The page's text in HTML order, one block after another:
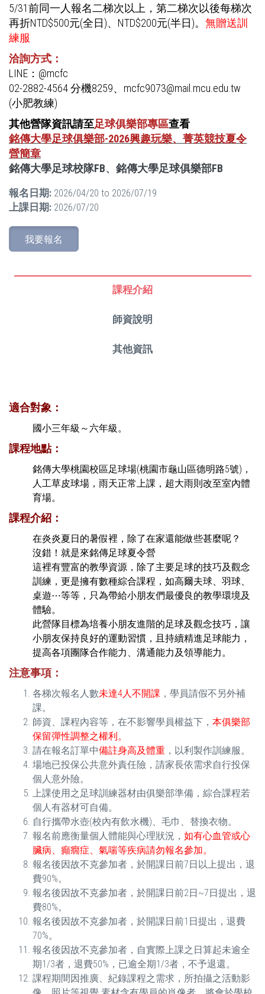
5/31前同一人報名二梯次以上，第二梯次以後每梯次
再折NTD$500元(全日)、NTD$200元(半日)。 無贈送訓
練服
洽詢方式：
LINE：@mcfc
02-2882-4564 分機8259、mcfc9073@mail.mcu.edu.tw
(小肥教練)
其他營隊資訊請至足球俱樂部專區查看
銘傳大學足球俱樂部-2026興趣玩樂、菁英競技夏令
營簡章
銘傳大學足球校隊FB、 銘傳大學足球俱樂部FB
報名日期: 2026/04/20 to 2026/07/19
上課日期: 2026/07/20
我要報名
課程介紹
師資說明
其他資訊
適合對象：
國小三年級～六年級。
課程地點：
銘傳大學桃園校區足球場(桃園市龜山區德明路5號)，
人工草皮球場，雨天正常上課，超大雨則改至室內體
育場。
課程介紹：
在炎炎夏日的暑假裡，除了在家還能做些甚麼呢？
沒錯！就是來銘傳足球夏令營
這裡有豐富的教學資源，除了主要足球的技巧及觀念
訓練，更是擁有數種綜合課程，如高爾夫球、羽球、
桌遊⋯等等，只為帶給小朋友們最優良的教學環境及
體驗。
此營隊目標為培養小朋友進階的足球及觀念技巧，讓
小朋友保持良好的運動習慣，且持續精進足球能力，
提高各項團隊合作能力、溝通能力及領導能力。
注意事項：
各梯次報名人數未達4人不開課 ，學員請假不另外補
課。
師資、課程內容等，在不影響學員權益下， 本俱樂部
保留彈性調整之權利。
請在報名訂單中備註身高及體重 ，以利製作訓練服。
場地已投保公共意外責任險，請家長依需求自行投保
個人意外險。
上課使用之足球訓練器材由俱樂部準備，綜合課程若
個人有器材可自備。
自行攜帶水壺(校內有飲水機)、毛巾、替換衣物。
報名前應衡量個人體能與心理狀況， 如有心血管或心
臟病、癲癇症、氣喘等疾病請勿報名參加。
報名後因故不克參加者，於開課日前7日以上提出，退
費90%。
報名後因故不克參加者，於開課日前2日~7日提出，退
費80%。
報名後因故不克參加者，於開課日前1日提出，退費
70%。
報名後因故不克參加者，自實際上課之日算起未逾全
期1/3者，退費50%，已逾全期1/3者，不予退還。
課程期間因推廣、紀錄課程之需求，所拍攝之活動影